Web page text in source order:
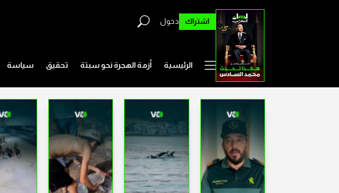
اشتراك دخول
الرئيسية أزمة الهجرة نحو سبتة تحقيق سياسة